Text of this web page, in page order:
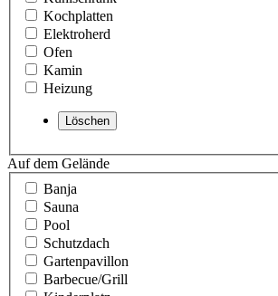
Kochplatten
Elektroherd
Ofen
Kamin
Heizung
Auf dem Gelände
Banja
Sauna
Pool
Schutzdach
Gartenpavillon
Barbecue/Grill